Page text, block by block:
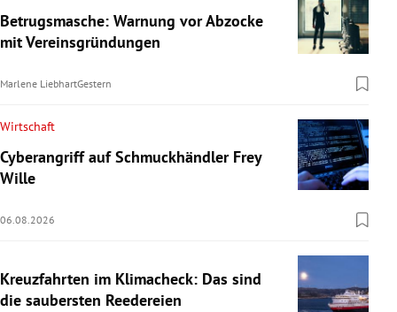
Betrugsmasche: Warnung vor Abzocke
mit Vereinsgründungen
Marlene LiebhartGestern
Wirtschaft
Cyberangriff auf Schmuckhändler Frey
Wille
06.08.2026
Kreuzfahrten im Klimacheck: Das sind
die saubersten Reedereien